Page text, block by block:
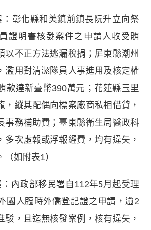
：彰化縣和美鎮前鎮長阮升立向祭
證明書核發案件之申請人收受賄
以不正方法逃漏稅捐；屏東縣潮州
濫用對清潔隊員人事進用及核定權
款達新臺幣390萬元；花蓮縣玉里
，縱其配偶向標案廠商私相借貸，
事務補助費；臺東縣衛生局醫政科
多次虛報或浮報經費，均有違失，
如附表1）
內政部移民署自112年5月起受理
國人臨時外僑登記證之申請，逾2
駁，且迄無核發案例，核有違失，